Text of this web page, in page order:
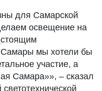
для Самарской
освещение на
Самары мы хотели бы
участие, а
Самара»», – сказал